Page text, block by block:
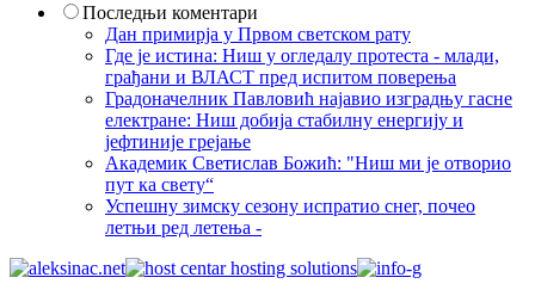
Последњи коментари
Дан примирја у Првом светском рату
Где је истина: Ниш у огледалу протеста - млади,
грађани и ВЛАСТ пред испитом поверења
Градоначелник Павловић најавио изградњу гасне
електране: Ниш добија стабилну енергију и
јефтиније грејање
Академик Светислав Божић: "Ниш ми је отворио
пут ка свету“
Успешну зимску сезону испратио снег, почео
летњи ред летења -